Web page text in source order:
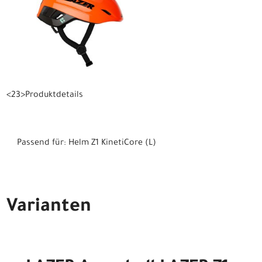
<23>Produktdetails
Passend für: Helm Z1 KinetiCore (L)
Varianten